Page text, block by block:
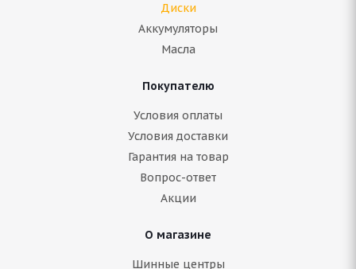
Диски
Аккумуляторы
Масла
Покупателю
Условия оплаты
Условия доставки
Гарантия на товар
Вопрос-ответ
Акции
О магазине
Шинные центры